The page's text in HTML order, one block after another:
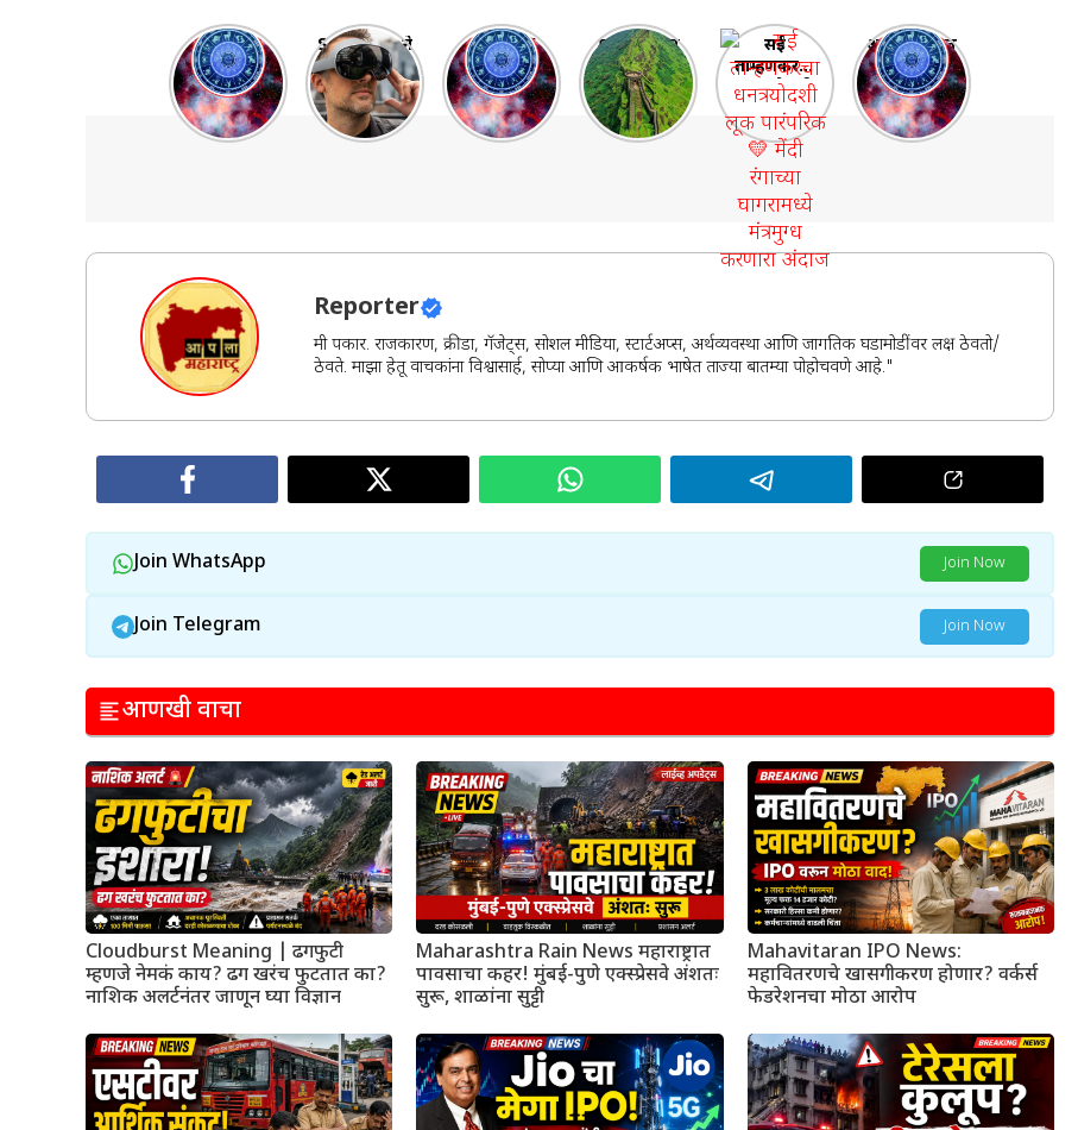
साप्ताहिक
राशिभविष्य
27 Oct – 2
Nov 2025:
पैसा, नोकरी,
Samsung ने
लॉन्च केला
जबरदस्त
Galaxy XR
हेडसेट
“20 ते 26
ऑक्टोबर
2025
साप्ताहिक
राशीभविष्य |
महाराष्ट्रातील
१० प्रसिद्ध
आणि सर्वात
मोठे किल्ले |
Top 10
सई
ताम्हणकरचा
धनत्रयोदशी
लूक पारंपरिक
💛 मेंदी
रंगाच्या
घागरामध्ये
मंत्रमुग्ध
करणारा
अंदाज
आदित्य-मंगल
योग 2025:
भाग्याचा
आठवडा सुरू
Reporter
मी पत्रकार. राजकारण, क्रीडा, गॅजेट्स, सोशल मीडिया, स्टार्टअप्स, अर्थव्यवस्था आणि जागतिक घडामोडींवर लक्ष ठेवतो/
ठेवते. माझा हेतू वाचकांना विश्वासार्ह, सोप्या आणि आकर्षक भाषेत ताज्या बातम्या पोहोचवणे आहे."
Join WhatsApp Join Now
Join Telegram Join Now
आणखी वाचा
Cloudburst Meaning | ढगफुटी
म्हणजे नेमकं काय? ढग खरंच फुटतात का?
नाशिक अलर्टनंतर जाणून घ्या विज्ञान
Maharashtra Rain News महाराष्ट्रात
पावसाचा कहर! मुंबई-पुणे एक्स्प्रेसवे अंशतः
सुरू, शाळांना सुट्टी
Mahavitaran IPO News:
महावितरणचे खासगीकरण होणार? वर्कर्स
फेडरेशनचा मोठा आरोप